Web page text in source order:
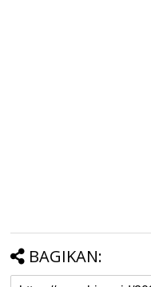
BAGIKAN: